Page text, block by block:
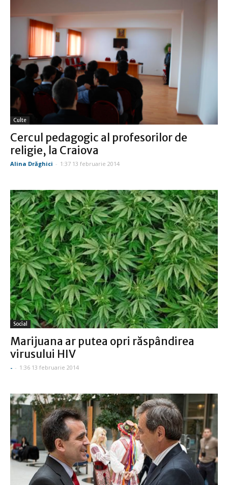
Culte
Cercul pedagogic al profesorilor de
religie, la Craiova
Alina Drăghici - 1:37 13 februarie 2014
Social
Marijuana ar putea opri răspândirea
virusului HIV
- - 1:36 13 februarie 2014